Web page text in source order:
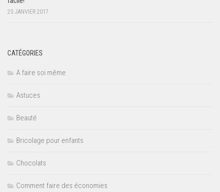
25 JANVIER 2017
CATÉGORIES
A faire soi même
Astuces
Beauté
Bricolage pour enfants
Chocolats
Comment faire des économies